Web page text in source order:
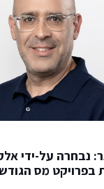
נבחרה על-ידי
מס